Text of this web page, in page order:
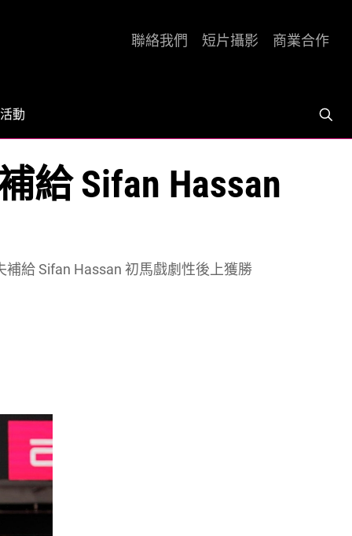
活動
聯絡我們 短片攝影 商業合作
給 Sifan Hassan
給 Sifan Hassan 初馬戲劇性後上獲勝